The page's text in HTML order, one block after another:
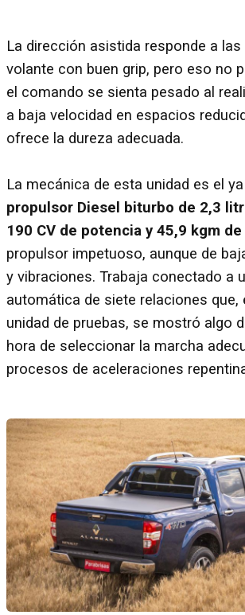
La dirección asistida responde a
volante con buen grip, pero eso no
el comando se sienta pesado al
a baja velocidad en espacios
ofrece la dureza adecuada.
La mecánica de esta unidad es el
propulsor Diesel biturbo de 2,3
190 CV de potencia y 45,9 kgm
propulsor impetuoso, aunque de
y vibraciones. Trabaja conectado a
automática de siete relaciones que,
unidad de pruebas, se mostró algo
hora de seleccionar la marcha
procesos de aceleraciones